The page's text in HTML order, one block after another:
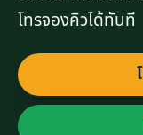
โทรจองคิวได้ทันที